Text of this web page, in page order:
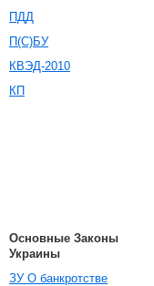
ПДД
П(С)БУ
КВЭД-2010
КП
Основные Законы
Украины
ЗУ О банкротстве